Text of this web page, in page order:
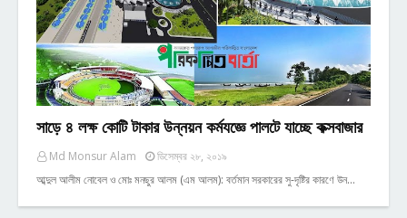
সাড়ে ৪ লক্ষ কোটি টাকার উন্নয়ন কর্মযজ্ঞে পালটে যাচ্ছে কক্সবাজার
Md Monsur Alam
ডিসেম্বর ২৮, ২০১৯
আব্দুল আলীম নোবেল ও মোঃ মনছুর আলম (এম আলম): বর্তমান সরকারের সু-দৃষ্টির কারণে উন…